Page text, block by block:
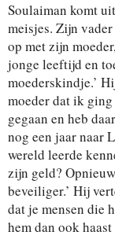
Soulaiman komt
meisjes. Zijn
op met zijn
jonge leeftijd en
moederskindje.’
moeder dat ik
gegaan en heb
nog een jaar naar
wereld leerde
zijn geld?
beveiliger.’ Hij
dat je mensen die
hem dan ook